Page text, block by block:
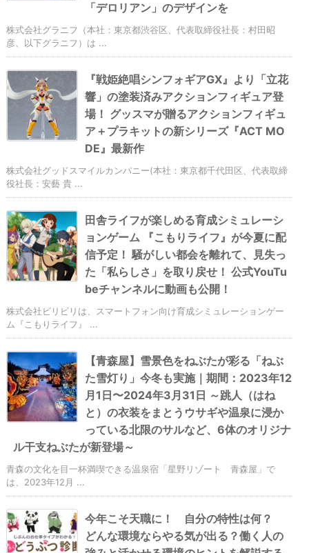
「デロリアン」のデザインを
株式会社グラニフ（本社：東京都渋谷区、代表取締役社長：村田昭
彦、以下グラニフ）は ...
『戦姫絶唱シンフォギアGX』より「立花
響」の塗装済みアクションフィギュア登
場！ グッスマが贈るアクションフィギュ
ア＋プラキットの新シリーズ『ACT MO
DE』最新作
株式会社グッドスマイルカンパニー(本社：東京都千代田区、代表取締
役社長：安藝 貴 ...
田舎ライフが楽しめる育成シミュレーシ
ョンゲーム 『こもりライフ』が今夏に配
信予定！ 騒がしい都会を離れて、見失っ
た「私らしさ」を取り戻せ！ 公式YouTu
beチャンネルに動画も公開！
株式会社ビリビリは、スマートフォン向け育成シミュレーションゲー
ム『こもりライフ』 ...
【青森屋】雪景色をねぶたが彩る「ねぶ
た雪灯り」今冬も実施｜期間：2023年12
月1日〜2024年3月31日 ～跳人（はね
と）の衣装をまとうウサギや温泉に浸か
っている北限のサルなど、6体のオリジナ
ル干支ねぶたが新登場～
青森の文化を目一杯満喫できる温泉宿「星野リゾート 青森屋」で
は、2023年12月 ...
今年こそ天職に！ 自分の特性は何？
どんな環境ならやる気が出る？働く人の